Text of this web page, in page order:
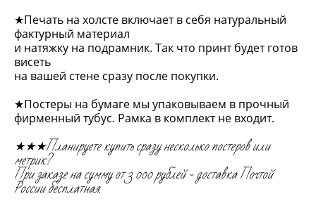
★Печать на холсте включает в себя натуральный
фактурный материал
и натяжку на подрамник. Так что принт будет готов
висеть
на вашей стене сразу после покупки.
★Постеры на бумаге мы упаковываем в прочный
фирменный тубус. Рамка в комплект не входит.
★★★Планируете купить сразу несколько постеров или
метрик?
При заказе на сумму от 3 000 рублей - доставка Почтой
России бесплатная.